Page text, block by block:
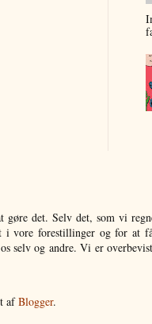
det. Selv det, som vi
vore forestillinger og for at
selv og andre. Vi er
afBlogger.